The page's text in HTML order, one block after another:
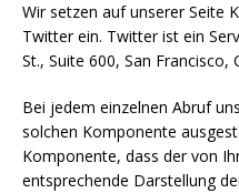
Wir setzen auf unserer Seite
Twitter ein. Twitter ist ein
St., Suite 600, San Francisco,
Bei jedem einzelnen Abruf
solchen Komponente
Komponente, dass der von
entsprechende Darstellung